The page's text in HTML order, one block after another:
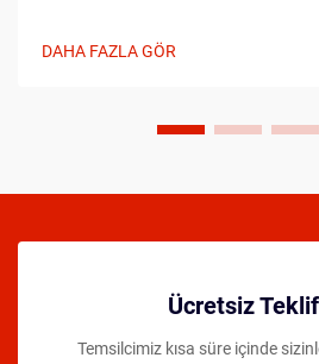
ölçüde hızlandırabilir...
DAHA FAZLA GÖR
Ücretsiz Teklif
Temsilcimiz kısa süre içinde